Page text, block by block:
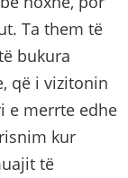
Ta them të
bukura
që i vizitonin
e merrte edhe
kur
të